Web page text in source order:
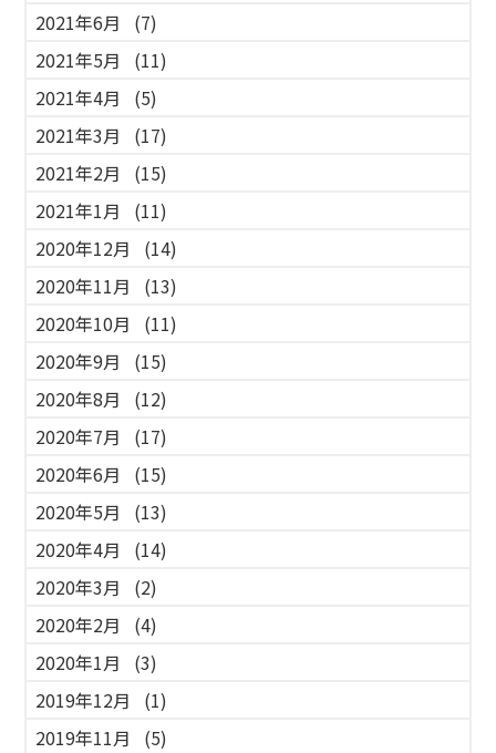
2021年6月
(7)
2021年5月
(11)
2021年4月
(5)
2021年3月
(17)
2021年2月
(15)
2021年1月
(11)
2020年12月
(14)
2020年11月
(13)
2020年10月
(11)
2020年9月
(15)
2020年8月
(12)
2020年7月
(17)
2020年6月
(15)
2020年5月
(13)
2020年4月
(14)
2020年3月
(2)
2020年2月
(4)
2020年1月
(3)
2019年12月
(1)
2019年11月
(5)